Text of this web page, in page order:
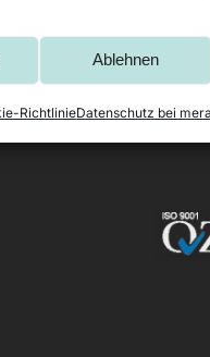
Ablehnen
RichtlinieDatenschutz bei